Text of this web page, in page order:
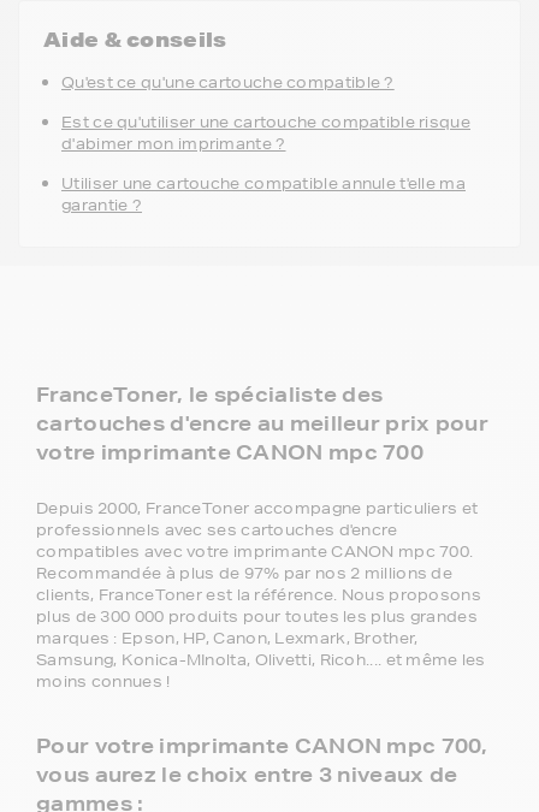
Aide & conseils
Qu'est ce qu'une cartouche compatible ?
Est ce qu'utiliser une cartouche compatible risque
d'abimer mon imprimante ?
Utiliser une cartouche compatible annule t'elle ma
garantie ?
FranceToner, le spécialiste des
cartouches d'encre au meilleur prix pour
votre imprimante CANON mpc 700
Depuis 2000, FranceToner accompagne particuliers et
professionnels avec ses cartouches d'encre
compatibles avec votre imprimante CANON mpc 700.
Recommandée à plus de 97% par nos 2 millions de
clients, FranceToner est la référence. Nous proposons
plus de 300 000 produits pour toutes les plus grandes
marques : Epson, HP, Canon, Lexmark, Brother,
Samsung, Konica-MInolta, Olivetti, Ricoh.... et même les
moins connues !
Pour votre imprimante CANON mpc 700,
vous aurez le choix entre 3 niveaux de
gammes :